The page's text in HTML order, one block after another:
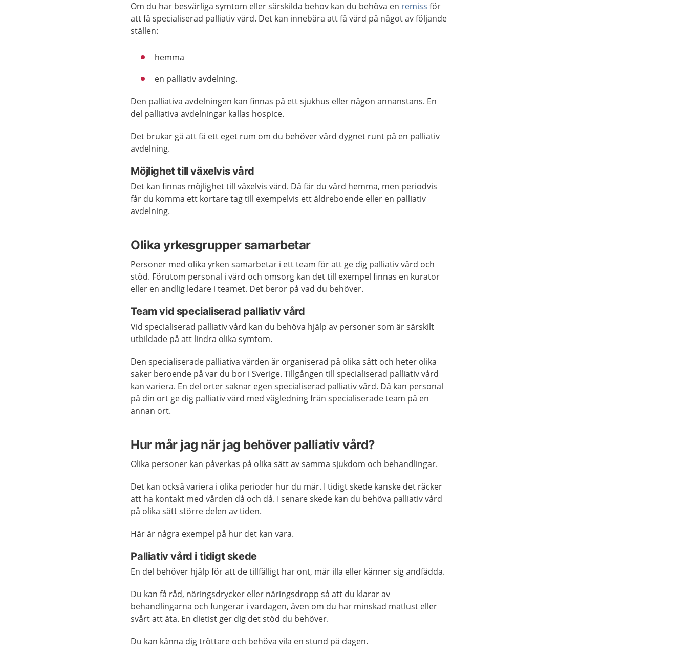
Om du har besvärliga symtom eller särskilda behov kan du behöva en remiss för
att få specialiserad palliativ vård. Det kan innebära att få vård på något av följande
ställen:
hemma
en palliativ avdelning.
Den palliativa avdelningen kan finnas på ett sjukhus eller någon annanstans. En
del palliativa avdelningar kallas hospice.
Det brukar gå att få ett eget rum om du behöver vård dygnet runt på en palliativ
avdelning.
Möjlighet till växelvis vård
Det kan finnas möjlighet till växelvis vård. Då får du vård hemma, men periodvis
får du komma ett kortare tag till exempelvis ett äldreboende eller en palliativ
avdelning.
Olika yrkesgrupper samarbetar
Personer med olika yrken samarbetar i ett team för att ge dig palliativ vård och
stöd. Förutom personal i vård och omsorg kan det till exempel finnas en kurator
eller en andlig ledare i teamet. Det beror på vad du behöver.
Team vid specialiserad palliativ vård
Vid specialiserad palliativ vård kan du behöva hjälp av personer som är särskilt
utbildade på att lindra olika symtom.
Den specialiserade palliativa vården är organiserad på olika sätt och heter olika
saker beroende på var du bor i Sverige. Tillgången till specialiserad palliativ vård
kan variera. En del orter saknar egen specialiserad palliativ vård. Då kan personal
på din ort ge dig palliativ vård med vägledning från specialiserade team på en
annan ort.
Hur mår jag när jag behöver palliativ vård?
Olika personer kan påverkas på olika sätt av samma sjukdom och behandlingar.
Det kan också variera i olika perioder hur du mår. I tidigt skede kanske det räcker
att ha kontakt med vården då och då. I senare skede kan du behöva palliativ vård
på olika sätt större delen av tiden.
Här är några exempel på hur det kan vara.
Palliativ vård i tidigt skede
En del behöver hjälp för att de tillfälligt har ont, mår illa eller känner sig andfådda.
Du kan få råd, näringsdrycker eller näringsdropp så att du klarar av
behandlingarna och fungerar i vardagen, även om du har minskad matlust eller
svårt att äta. En dietist ger dig det stöd du behöver.
Du kan känna dig tröttare och behöva vila en stund på dagen.